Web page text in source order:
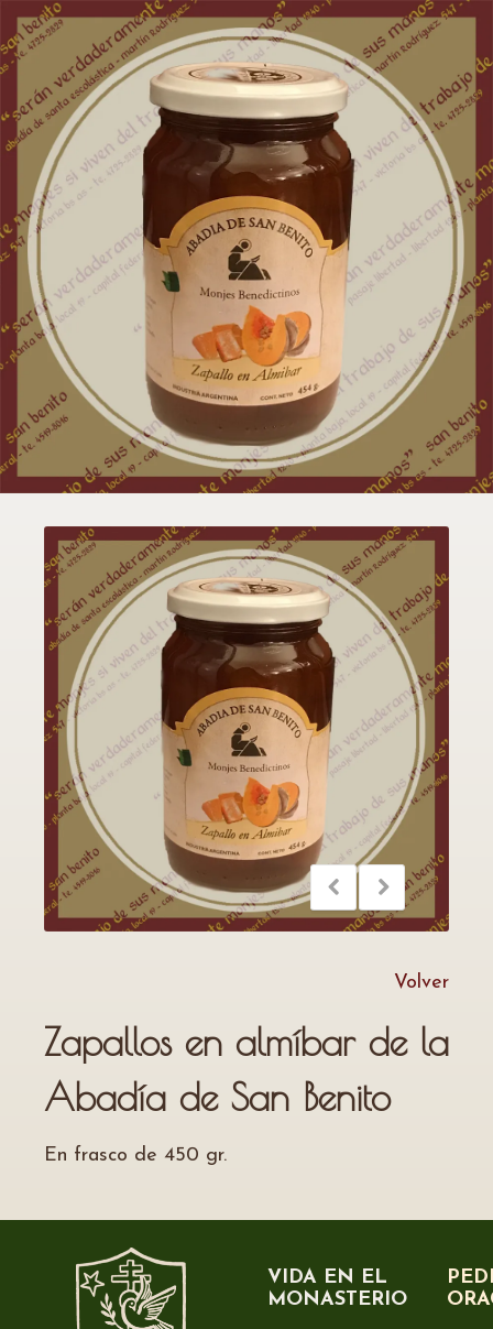
Volver
Zapallos en almíbar de la
Abadía de San Benito
En frasco de 450 gr.
VIDA EN EL
MONASTERIO